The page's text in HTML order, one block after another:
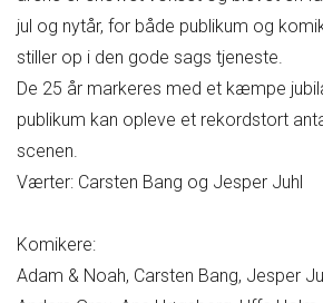
jul og nytår, for både publikum og
stiller op i den gode sags tjeneste.
De 25 år markeres med et kæmpe
publikum kan opleve et rekordstort
scenen.
Værter: Carsten Bang og Jesper Juhl
Komikere:
Adam & Noah, Carsten Bang, Jesper